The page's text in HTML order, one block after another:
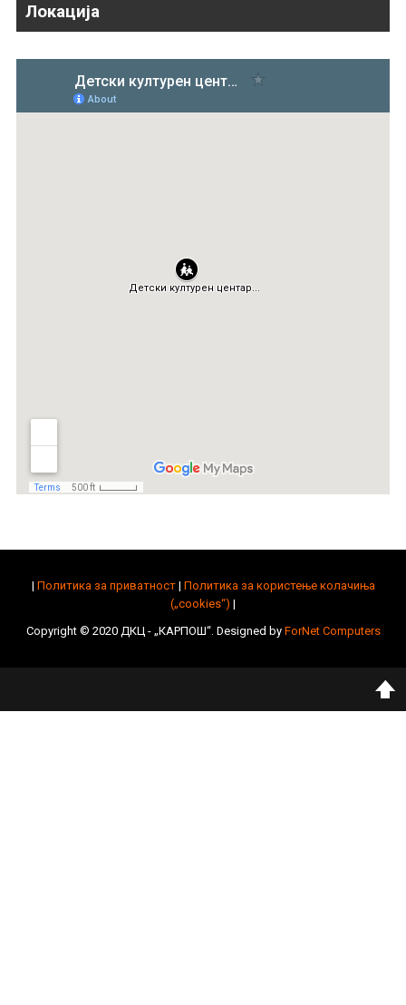
Локација
| Политика за приватност| Политика за користење колачиња
(„cookies“) |
Copyright © 2020 ДКЦ - „КАРПОШ“. Designed by ForNet Computers